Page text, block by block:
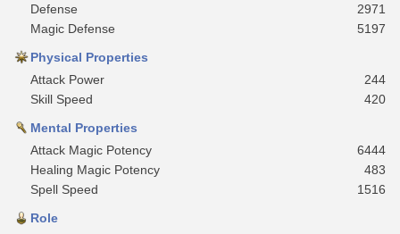
Defense
2971
Magic Defense
5197
Physical Properties
Attack Power
244
Skill Speed
420
Mental Properties
Attack Magic Potency
6444
Healing Magic Potency
483
Spell Speed
1516
Role